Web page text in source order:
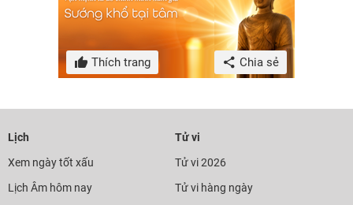
Thích trang Chia sẻ
Lịch
Xem ngày tốt xấu
Lịch Âm hôm nay
Tử vi
Tử vi 2026
Tử vi hàng ngày